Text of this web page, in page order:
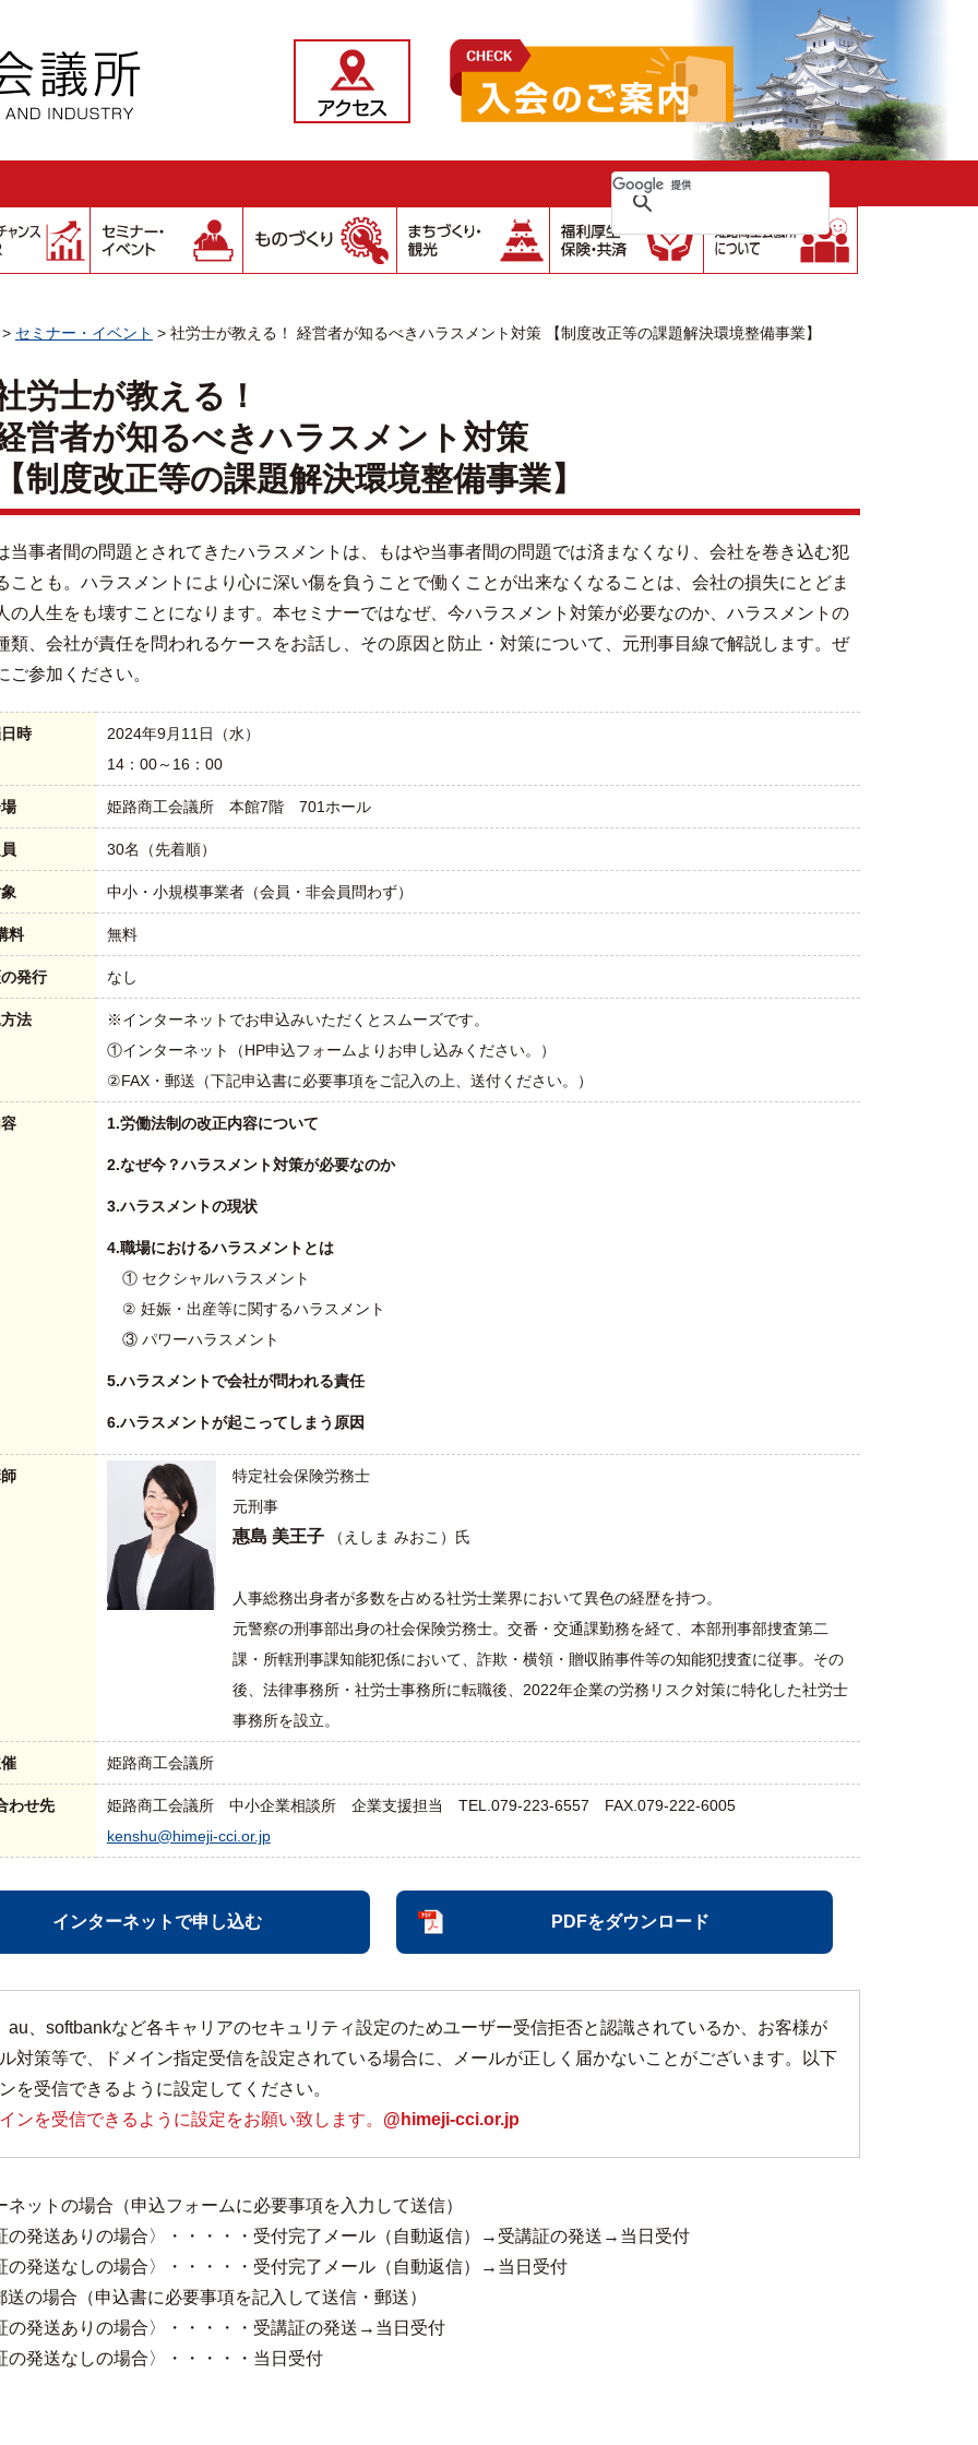
セミナー・イベント > 社労士が教える！ 経営者が知るべきハラスメント対策 【制度改正等の課題解決環境整備事業】
労士が教える！
営者が知るべきハラスメント対策
制度改正等の課題解決環境整備事業】
当事者間の問題とされてきたハラスメントは、もはや当事者間の問題では済まなくなり、会社を巻き込む犯
ことも。ハラスメントにより心に深い傷を負うことで働くことが出来なくなることは、会社の損失にとどま
の人生をも壊すことになります。本セミナーではなぜ、今ハラスメント対策が必要なのか、ハラスメントの
類、会社が責任を問われるケースをお話し、その原因と防止・対策について、元刑事目線で解説します。ぜ
ご参加ください。
時
2024年9月11日（水）
14：00～16：00
姫路商工会議所 本館7階 701ホール
30名（先着順）
中小・小規模事業者（会員・非会員問わず）
料 無料
発行 なし
法
※インターネットでお申込みいただくとスムーズです。
①インターネット（HP申込フォームよりお申し込みください。）
②FAX・郵送（下記申込書に必要事項をご記入の上、送付ください。）
1.労働法制の改正内容について
2.なぜ今？ハラスメント対策が必要なのか
3.ハラスメントの現状
4.職場におけるハラスメントとは
① セクシャルハラスメント
② 妊娠・出産等に関するハラスメント
③ パワーハラスメント
5.ハラスメントで会社が問われる責任
6.ハラスメントが起こってしまう原因
特定社会保険労務士
元刑事
惠島 美王子（えしま みおこ）氏
人事総務出身者が多数を占める社労士業界において異色の経歴を持つ。
元警察の刑事部出身の社会保険労務士。交番・交通課勤務を経て、本部刑事部捜査第二
課・所轄刑事課知能犯係において、詐欺・横領・贈収賄事件等の知能犯捜査に従事。その
後、法律事務所・社労士事務所に転職後、2022年企業の労務リスク対策に特化した社労士
事務所を設立。
姫路商工会議所
わせ先
姫路商工会議所 中小企業相談所 企業支援担当 TEL.079-223-6557 FAX.079-222-6005
kenshu@himeji-cci.or.jp
インターネットで申し込む PDFをダウンロード
au、softbankなど各キャリアのセキュリティ設定のためユーザー受信拒否と認識されているか、お客様が
対策等で、ドメイン指定受信を設定されている場合に、メールが正しく届かないことがございます。以下
を受信できるように設定してください。
ンを受信できるように設定をお願い致します。 @himeji-cci.or.jp
ネットの場合（申込フォームに必要事項を入力して送信）
の発送ありの場合〉・・・・・受付完了メール（自動返信）→受講証の発送→当日受付
の発送なしの場合〉・・・・・受付完了メール（自動返信）→当日受付
送の場合（申込書に必要事項を記入して送信・郵送）
の発送ありの場合〉・・・・・受講証の発送→当日受付
の発送なしの場合〉・・・・・当日受付